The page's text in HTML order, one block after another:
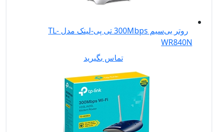
روتر بی‌سیم 300Mbps تی پی-لینک مدل TL-
WR840N
تماس بگیرید